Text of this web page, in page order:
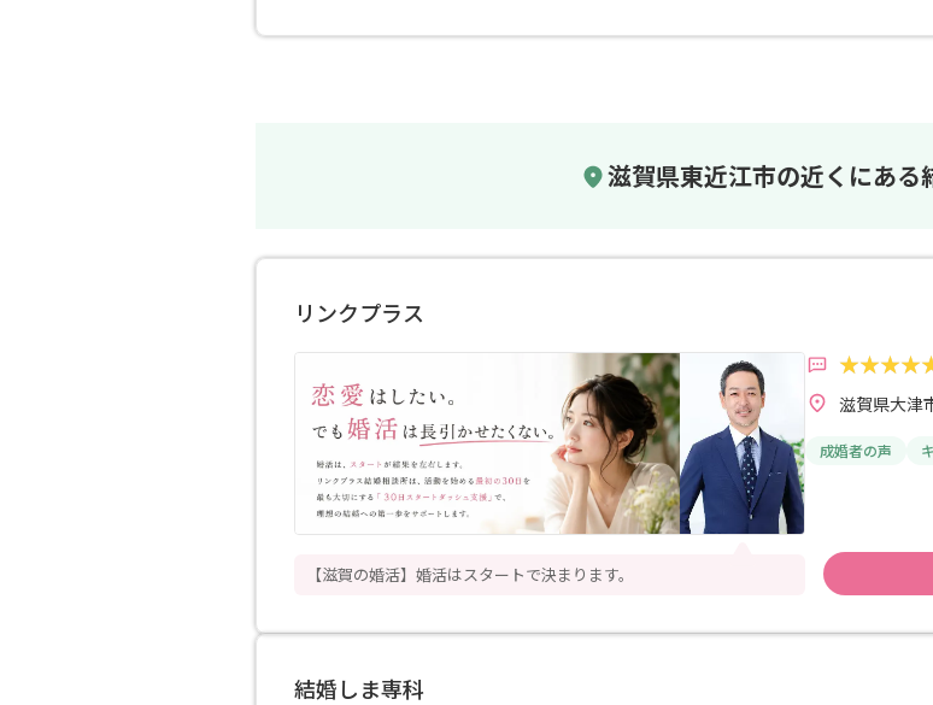
滋賀県東近江市の近くにある
リンクプラス
【滋賀の婚活】婚活はスタートで決まります。
滋賀県大津
成婚者の声
結婚しま専科